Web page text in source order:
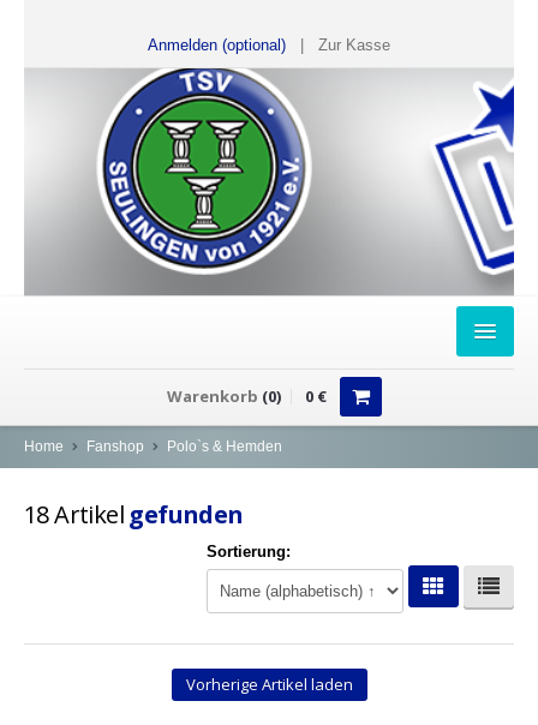
Anmelden (optional) Zur Kasse
FANSHOP
T-Shirts
Kochen & Grillen
Aufkleber & Handys & Mousepads
Warenkorb (0) 0€
Home Fanshop Polo`s & Hemden
18Artikel gefunden
Sortierung:
Vorherige Artikel laden